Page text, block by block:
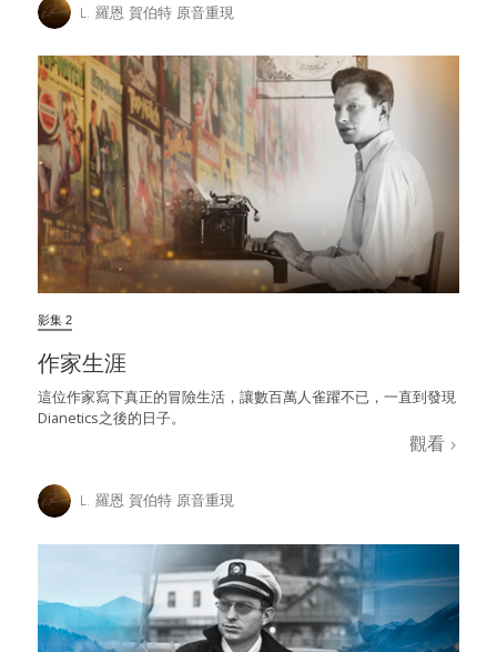
L. 羅恩 賀伯特 原音重現
影集 2
作家生涯
這位作家寫下真正的冒險生活，讓數百萬人雀躍不已，一直到發現
Dianetics之後的日子。
觀看
L. 羅恩 賀伯特 原音重現